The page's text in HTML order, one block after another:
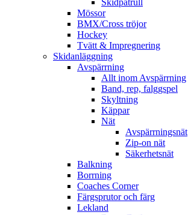
Skidpatrull
Mössor
BMX/Cross tröjor
Hockey
Tvätt & Impregnering
Skidanläggning
Avspärrning
Allt inom Avspärrning
Band, rep, falggspel
Skyltning
Käppar
Nät
Avspärrningsnät
Zip-on nät
Säkerhetsnät
Balkning
Borrning
Coaches Corner
Färgsprutor och färg
Lekland